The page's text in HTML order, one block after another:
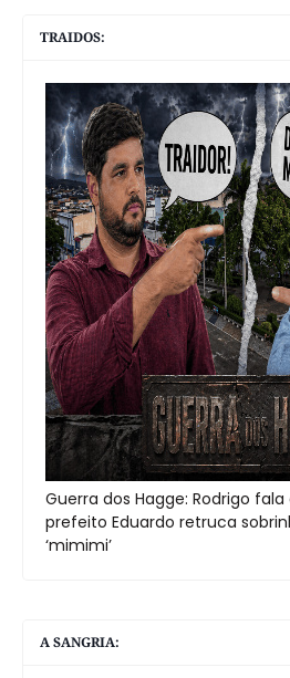
TRAIDOS:
Guerra dos Hagge: Rodrigo fala
prefeito Eduardo retruca
‘mimimi’
A SANGRIA: